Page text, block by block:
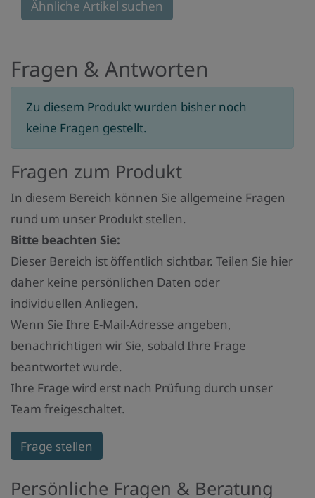
Monaten
Ähnliche Artikel suchen
Fragen & Antworten
Zu diesem Produkt wurden bisher noch
keine Fragen gestellt.
Fragen zum Produkt
In diesem Bereich können Sie allgemeine Fragen
rund um unser Produkt stellen.
Bitte beachten Sie:
Dieser Bereich ist öffentlich sichtbar. Teilen Sie hier
daher keine persönlichen Daten oder
individuellen Anliegen.
Wenn Sie Ihre E-Mail-Adresse angeben,
benachrichtigen wir Sie, sobald Ihre Frage
beantwortet wurde.
Ihre Frage wird erst nach Prüfung durch unser
Team freigeschaltet.
Frage stellen
Persönliche Fragen & Beratung